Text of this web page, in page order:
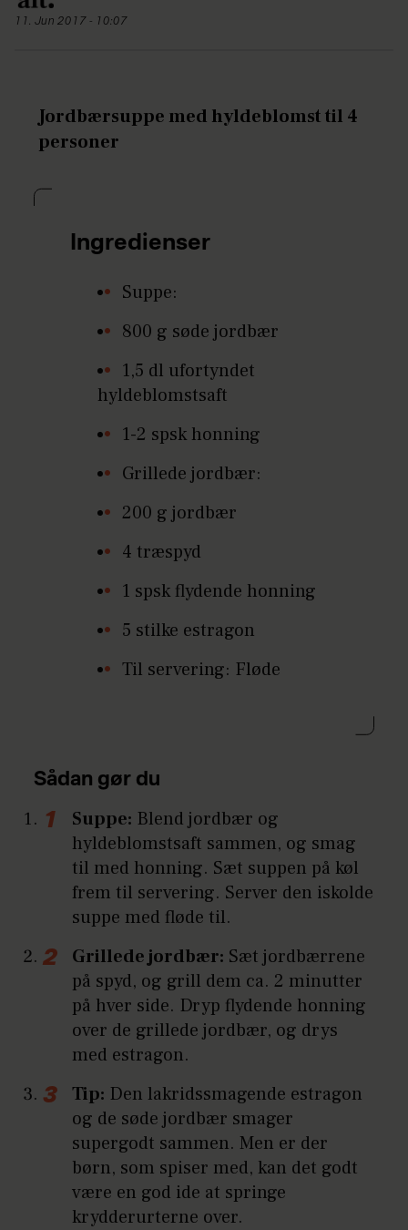
11. Jun 2017 - 10:07
Jordbærsuppe med hyldeblomst til 4
personer
Ingredienser
Suppe:
800 g søde jordbær
1,5 dl ufortyndet
hyldeblomstsaft
1-2 spsk honning
Grillede jordbær:
200 g jordbær
4 træspyd
1 spsk flydende honning
5 stilke estragon
Til servering: Fløde
Sådan gør du
Suppe: Blend jordbær og
hyldeblomstsaft sammen, og smag
til med honning. Sæt suppen på køl
frem til servering. Server den iskolde
suppe med fløde til.
Grillede jordbær: Sæt jordbærrene
på spyd, og grill dem ca. 2 minutter
på hver side. Dryp flydende honning
over de grillede jordbær, og drys
med estragon.
Tip: Den lakridssmagende estragon
og de søde jordbær smager
supergodt sammen. Men er der
børn, som spiser med, kan det godt
være en god ide at springe
krydderurterne over.